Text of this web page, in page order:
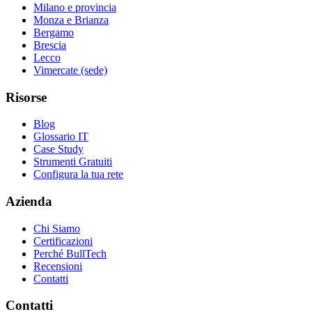
Milano e provincia
Monza e Brianza
Bergamo
Brescia
Lecco
Vimercate (sede)
Risorse
Blog
Glossario IT
Case Study
Strumenti Gratuiti
Configura la tua rete
Azienda
Chi Siamo
Certificazioni
Perché BullTech
Recensioni
Contatti
Contatti